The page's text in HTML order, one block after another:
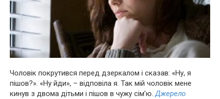
Чоловік покрутився перед дзеркалом і сказав: «Ну, я
пішов?». «Ну йди», – відповіла я. Так мій чоловік мене
кинув з двома дітьми і пішов в чужу сім’ю.Джерело